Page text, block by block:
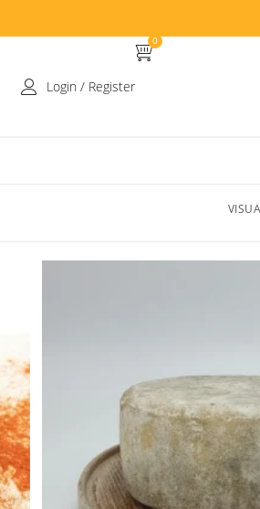
Login / Register
0